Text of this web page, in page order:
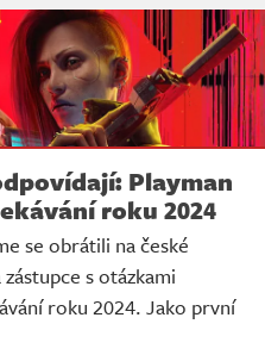
Playman
roku 2024
se obrátili na české
s otázkami
roku 2024. Jako první